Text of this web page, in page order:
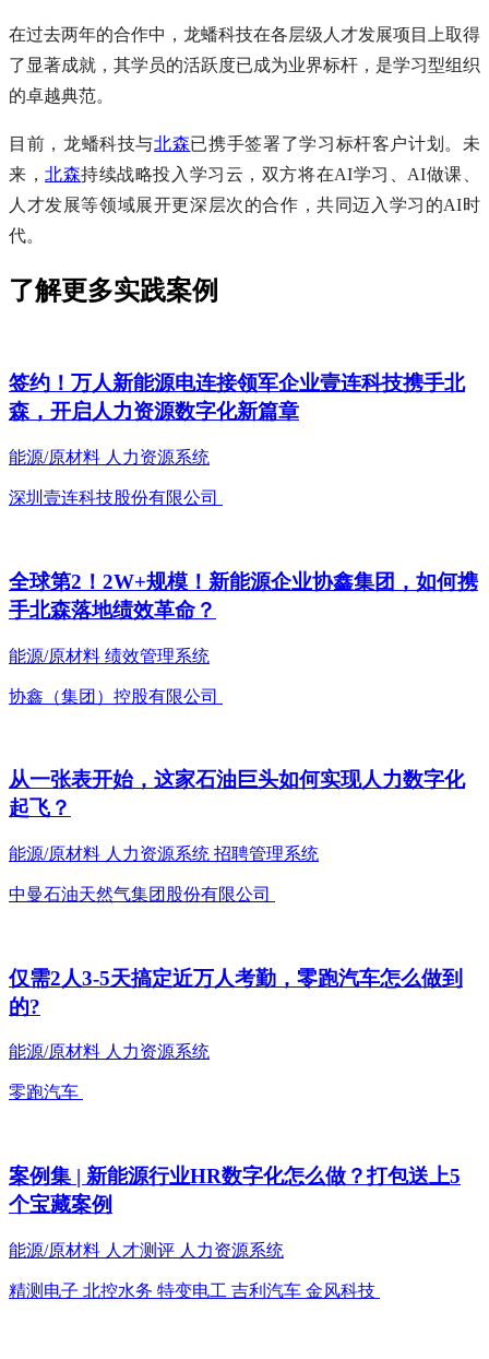
在过去两年的合作中，龙蟠科技在各层级人才发展项目上取得
了显著成就，其学员的活跃度已成为业界标杆，是学习型组织
的卓越典范。
目前，龙蟠科技与北森已携手签署了学习标杆客户计划。未
来，北森持续战略投入学习云，双方将在AI学习、AI做课、
人才发展等领域展开更深层次的合作，共同迈入学习的AI时
代。
了解更多实践案例
签约！万人新能源电连接领军企业壹连科技携手北
森，开启人力资源数字化新篇章
能源/原材料 人力资源系统
深圳壹连科技股份有限公司
全球第2！2W+规模！新能源企业协鑫集团，如何携
手北森落地绩效革命？
能源/原材料 绩效管理系统
协鑫（集团）控股有限公司
从一张表开始，这家石油巨头如何实现人力数字化
起飞？
能源/原材料 人力资源系统 招聘管理系统
中曼石油天然气集团股份有限公司
仅需2人3-5天搞定近万人考勤，零跑汽车怎么做到
的?
能源/原材料 人力资源系统
零跑汽车
案例集 | 新能源行业HR数字化怎么做？打包送上5
个宝藏案例
能源/原材料 人才测评 人力资源系统
精测电子 北控水务 特变电工 吉利汽车 金风科技